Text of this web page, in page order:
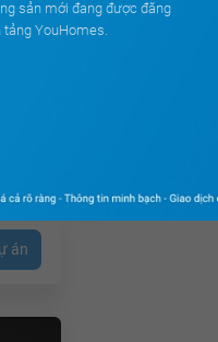
án
sản mới đang được đăng
YouHomes.